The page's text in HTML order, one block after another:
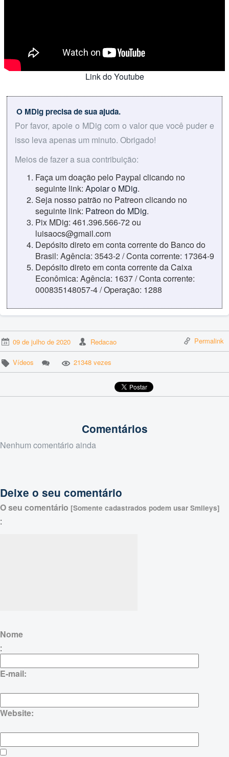
Link do Youtube
O MDig precisa de sua ajuda.
Por favor, apoie o MDig com o valor que você puder e
isso leva apenas um minuto. Obrigado!
Meios de fazer a sua contribuição:
Faça um doação pelo Paypal clicando no
seguinte link: Apoiar o MDig.
Seja nosso patrão no Patreon clicando no
seguinte link: Patreon do MDig.
Pix MDig: 461.396.566-72 ou
luisaocs@gmail.com
Depósito direto em conta corrente do Banco do
Brasil: Agência: 3543-2 / Conta corrente: 17364-9
Depósito direto em conta corrente da Caixa
Econômica: Agência: 1637 / Conta corrente:
000835148057-4 / Operação: 1288
09 de julho de 2020 Redacao Permalink
Vídeos 21348 vezes
Comentários
Nenhum comentário ainda
Deixe o seu comentário
O seu comentário [Somente cadastrados podem usar Smileys]
:
Nome
:
E-mail:
Website: